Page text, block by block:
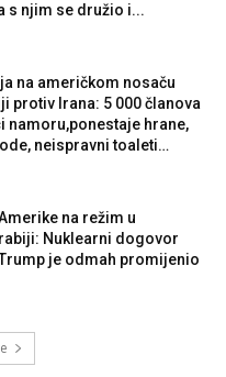
s njim se družio i...
na američkom nosaču
protiv Irana: 5 000 članova
namoru,ponestaje hrane,
neispravni toaleti…
na režim u
Nuklearni dogovor
je odmah promijenio